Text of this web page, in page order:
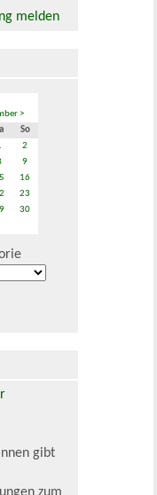
melden
>
So
2
9
16
23
30
gibt
zum